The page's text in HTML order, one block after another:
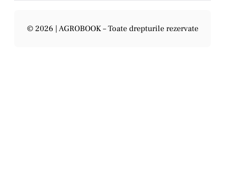
© 2026 | AGROBOOK – Toate drepturile rezervate